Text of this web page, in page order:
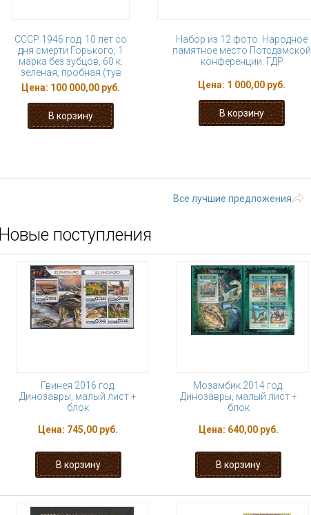
СССР 1946 год. 10 лет со
дня смерти Горького, 1
марка без зубцов, 60 к.
зеленая, пробная (тув
Цена: 100 000,00 руб.
Набор из 12 фото. Народное
памятное место Потсдамской
конференции. ГДР
Цена: 1 000,00 руб.
Все лучшие предложения
Новые поступления
Гвинея 2016 год.
Динозавры, малый лист +
блок
Цена: 745,00 руб.
Мозамбик 2014 год.
Динозавры, малый лист +
блок
Цена: 640,00 руб.